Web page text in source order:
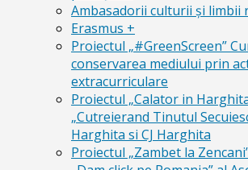
Ambasadorii culturii și limbii
Erasmus +
Proiectul „#GreenScreen”
conservarea mediului prin
extracurriculare
Proiectul „Calator in
„Cutreierand Tinutul
Harghita si CJ Harghita
Proiectul „Zambet la